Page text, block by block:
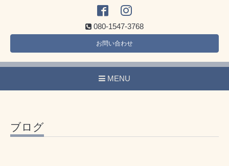
080-1547-3768
お問い合わせ
MENU
ブログ